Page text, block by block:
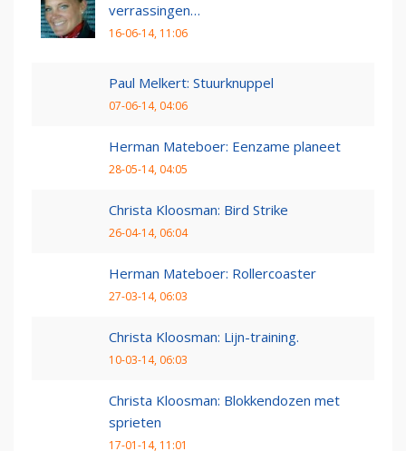
verrassingen…
16-06-14, 11:06
Paul Melkert: Stuurknuppel
07-06-14, 04:06
Herman Mateboer: Eenzame planeet
28-05-14, 04:05
Christa Kloosman: Bird Strike
26-04-14, 06:04
Herman Mateboer: Rollercoaster
27-03-14, 06:03
Christa Kloosman: Lijn-training.
10-03-14, 06:03
Christa Kloosman: Blokkendozen met
sprieten
17-01-14, 11:01